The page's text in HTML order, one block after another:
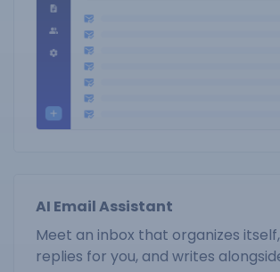
AI Email Assistant
Meet an inbox that organizes
replies for you, and writes